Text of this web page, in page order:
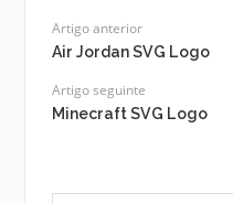
Artigo anterior
Air Jordan SVG Logo
Artigo seguinte
Minecraft SVG Logo